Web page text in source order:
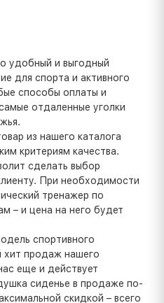
удобный и выгодный
для спорта и активного
способы оплаты и
отдаленные уголки
из нашего каталога
критериям качества.
сделать выбор
При необходимости
тренажер по
– и цена на него будет
спортивного
хит продаж нашего
еще и действует
сиденье в продаже по-
скидкой – всего